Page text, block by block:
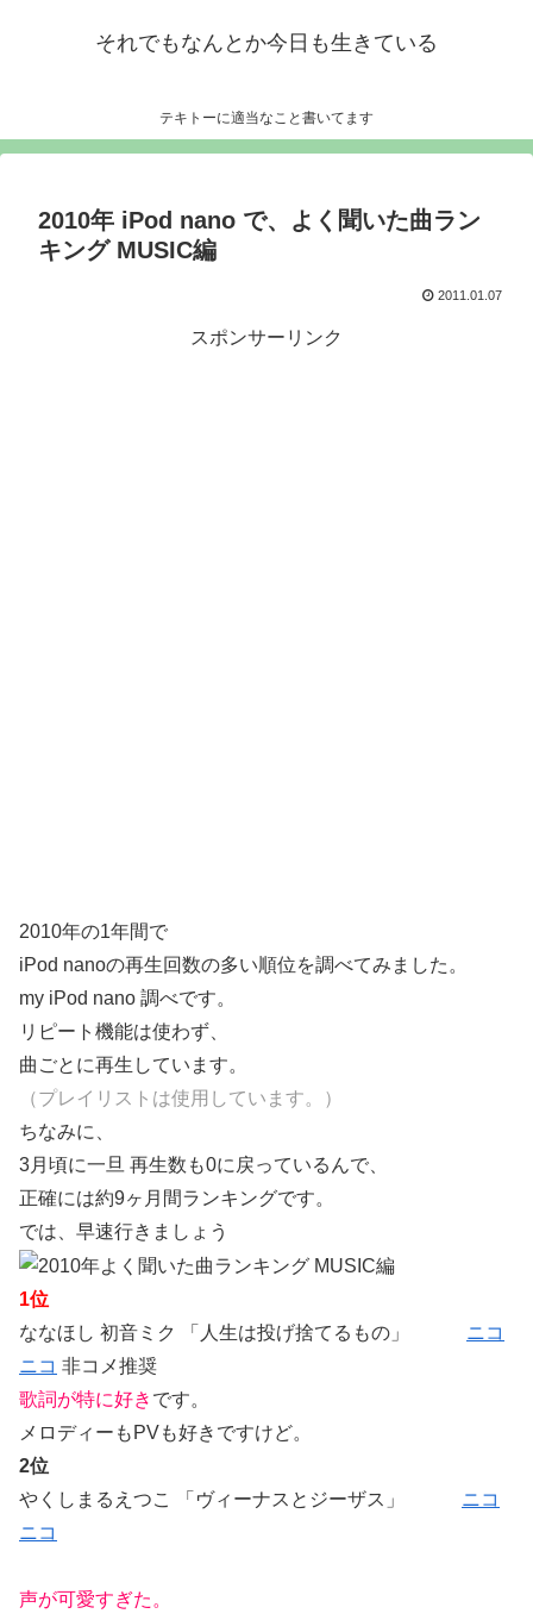
それでもなんとか今日も生きている
テキトーに適当なこと書いてます
2010年 iPod nano で、よく聞いた曲ラン
キング MUSIC編
2011.01.07
スポンサーリンク
2010年の1年間で
iPod nanoの再生回数の多い順位を調べてみました。
my iPod nano 調べです。
リピート機能は使わず、
曲ごとに再生しています。
（プレイリストは使用しています。）
ちなみに、
3月頃に一旦 再生数も0に戻っているんで、
正確には約9ヶ月間ランキングです。
では、早速行きましょう
1位
ななほし 初音ミク 「人生は投げ捨てるもの」
ニコ
ニコ 非コメ推奨
歌詞が特に好き です。
メロディーもPVも好きですけど。
2位
やくしまるえつこ 「 ヴィーナスとジーザス」 ニコ
ニコ
声が可愛すぎた。